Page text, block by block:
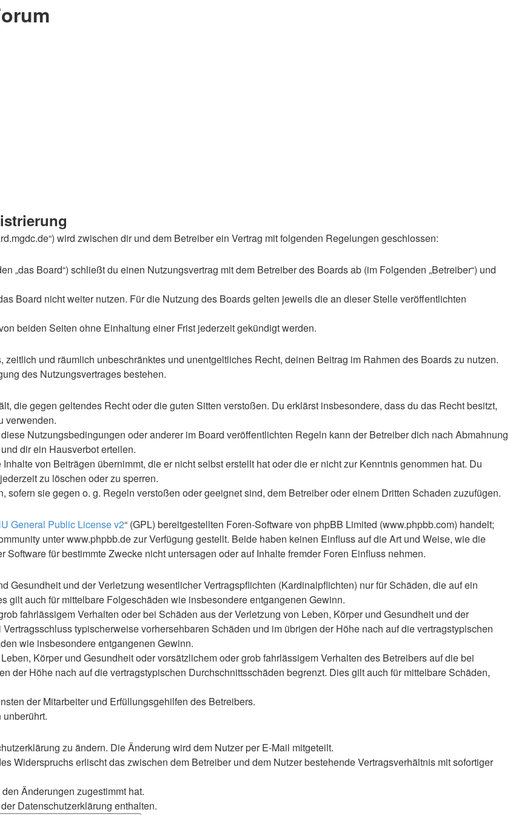
wird zwischen dir und dem Betreiber ein Vertrag mit folgenden Regelungen geschlossen:
„das Board“) schließt du einen Nutzungsvertrag mit dem Betreiber des Boards ab (im Folgenden „Betreiber“) und
Board nicht weiter nutzen. Für die Nutzung des Boards gelten jeweils die an dieser Stelle veröffentlichten
beiden Seiten ohne Einhaltung einer Frist jederzeit gekündigt werden.
und räumlich unbeschränktes und unentgeltliches Recht, deinen Beitrag im Rahmen des Boards zu nutzen.
des Nutzungsvertrages bestehen.
die gegen geltendes Recht oder die guten Sitten verstoßen. Du erklärst insbesondere, dass du das Recht besitzt,
verwenden.
Nutzungsbedingungen oder anderer im Board veröffentlichten Regeln kann der Betreiber dich nach Abmahnung
dir ein Hausverbot erteilen.
von Beiträgen übernimmt, die er nicht selbst erstellt hat oder die er nicht zur Kenntnis genommen hat. Du
zu löschen oder zu sperren.
sie gegen o. g. Regeln verstoßen oder geeignet sind, dem Betreiber oder einem Dritten Schaden zuzufügen.
General Public License v2“ (GPL) bereitgestellten Foren-Software von phpBB Limited (www.phpbb.com) handelt;
unter www.phpbb.de zur Verfügung gestellt. Beide haben keinen Einfluss auf die Art und Weise, wie die
für bestimmte Zwecke nicht untersagen oder auf Inhalte fremder Foren Einfluss nehmen.
Gesundheit und der Verletzung wesentlicher Vertragspflichten (Kardinalpflichten) nur für Schäden, die auf ein
gilt auch für mittelbare Folgeschäden wie insbesondere entgangenen Gewinn.
fahrlässigem Verhalten oder bei Schäden aus der Verletzung von Leben, Körper und Gesundheit und der
typischerweise vorhersehbaren Schäden und im übrigen der Höhe nach auf die vertragstypischen
wie insbesondere entgangenen Gewinn.
Körper und Gesundheit oder vorsätzlichem oder grob fahrlässigem Verhalten des Betreibers auf die bei
der Höhe nach auf die vertragstypischen Durchschnittsschäden begrenzt. Dies gilt auch für mittelbare Schäden,
der Mitarbeiter und Erfüllungsgehilfen des Betreibers.
zu ändern. Die Änderung wird dem Nutzer per E-Mail mitgeteilt.
Widerspruchs erlischt das zwischen dem Betreiber und dem Nutzer bestehende Vertragsverhältnis mit sofortiger
Änderungen zugestimmt hat.
Datenschutzerklärung enthalten.